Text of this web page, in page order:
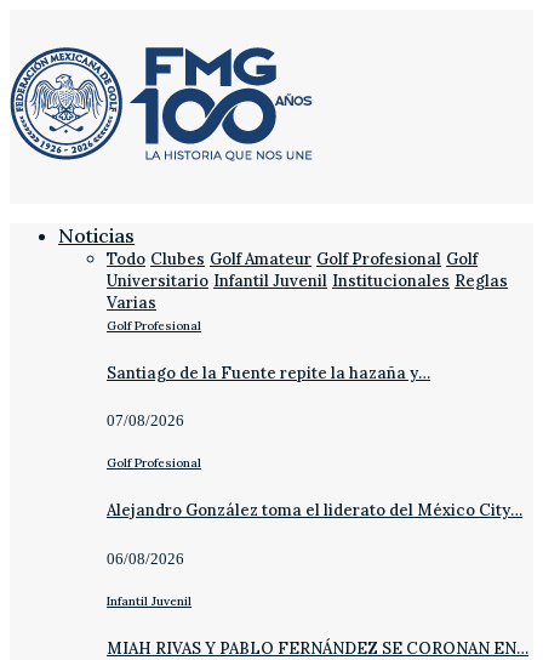
Noticias
Todo Clubes Golf Amateur Golf Profesional Golf
Universitario Infantil Juvenil Institucionales Reglas
Varias
Golf Profesional
Santiago de la Fuente repite la hazaña y…
07/08/2026
Golf Profesional
Alejandro González toma el liderato del México City…
06/08/2026
Infantil Juvenil
MIAH RIVAS Y PABLO FERNÁNDEZ SE CORONAN EN…